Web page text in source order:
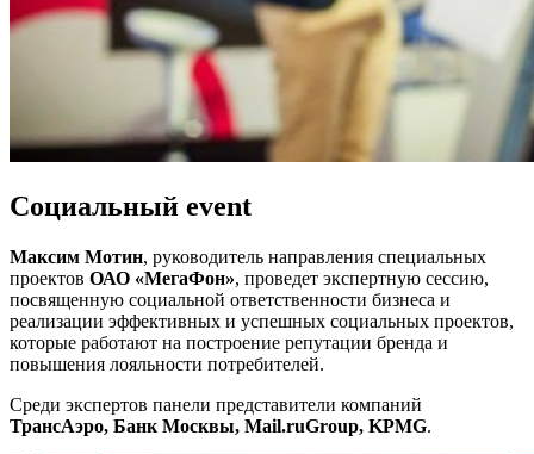
Социальный event
Максим Мотин, руководитель направления специальных
проектов ОАО «МегаФон», проведет экспертную сессию,
посвященную социальной ответственности бизнеса и
реализации эффективных и успешных социальных проектов,
которые работают на построение репутации бренда и
повышения лояльности потребителей.
Среди экспертов панели представители компаний
ТрансАэро, Банк Москвы, Mail.ruGroup, KPMG.